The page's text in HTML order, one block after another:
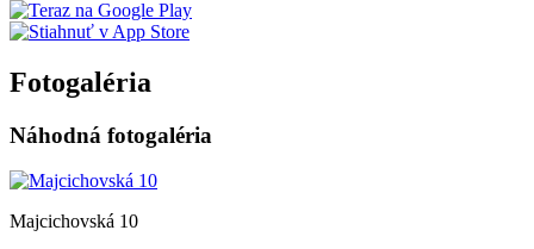
Fotogaléria
Náhodná fotogaléria
Majcichovská 10